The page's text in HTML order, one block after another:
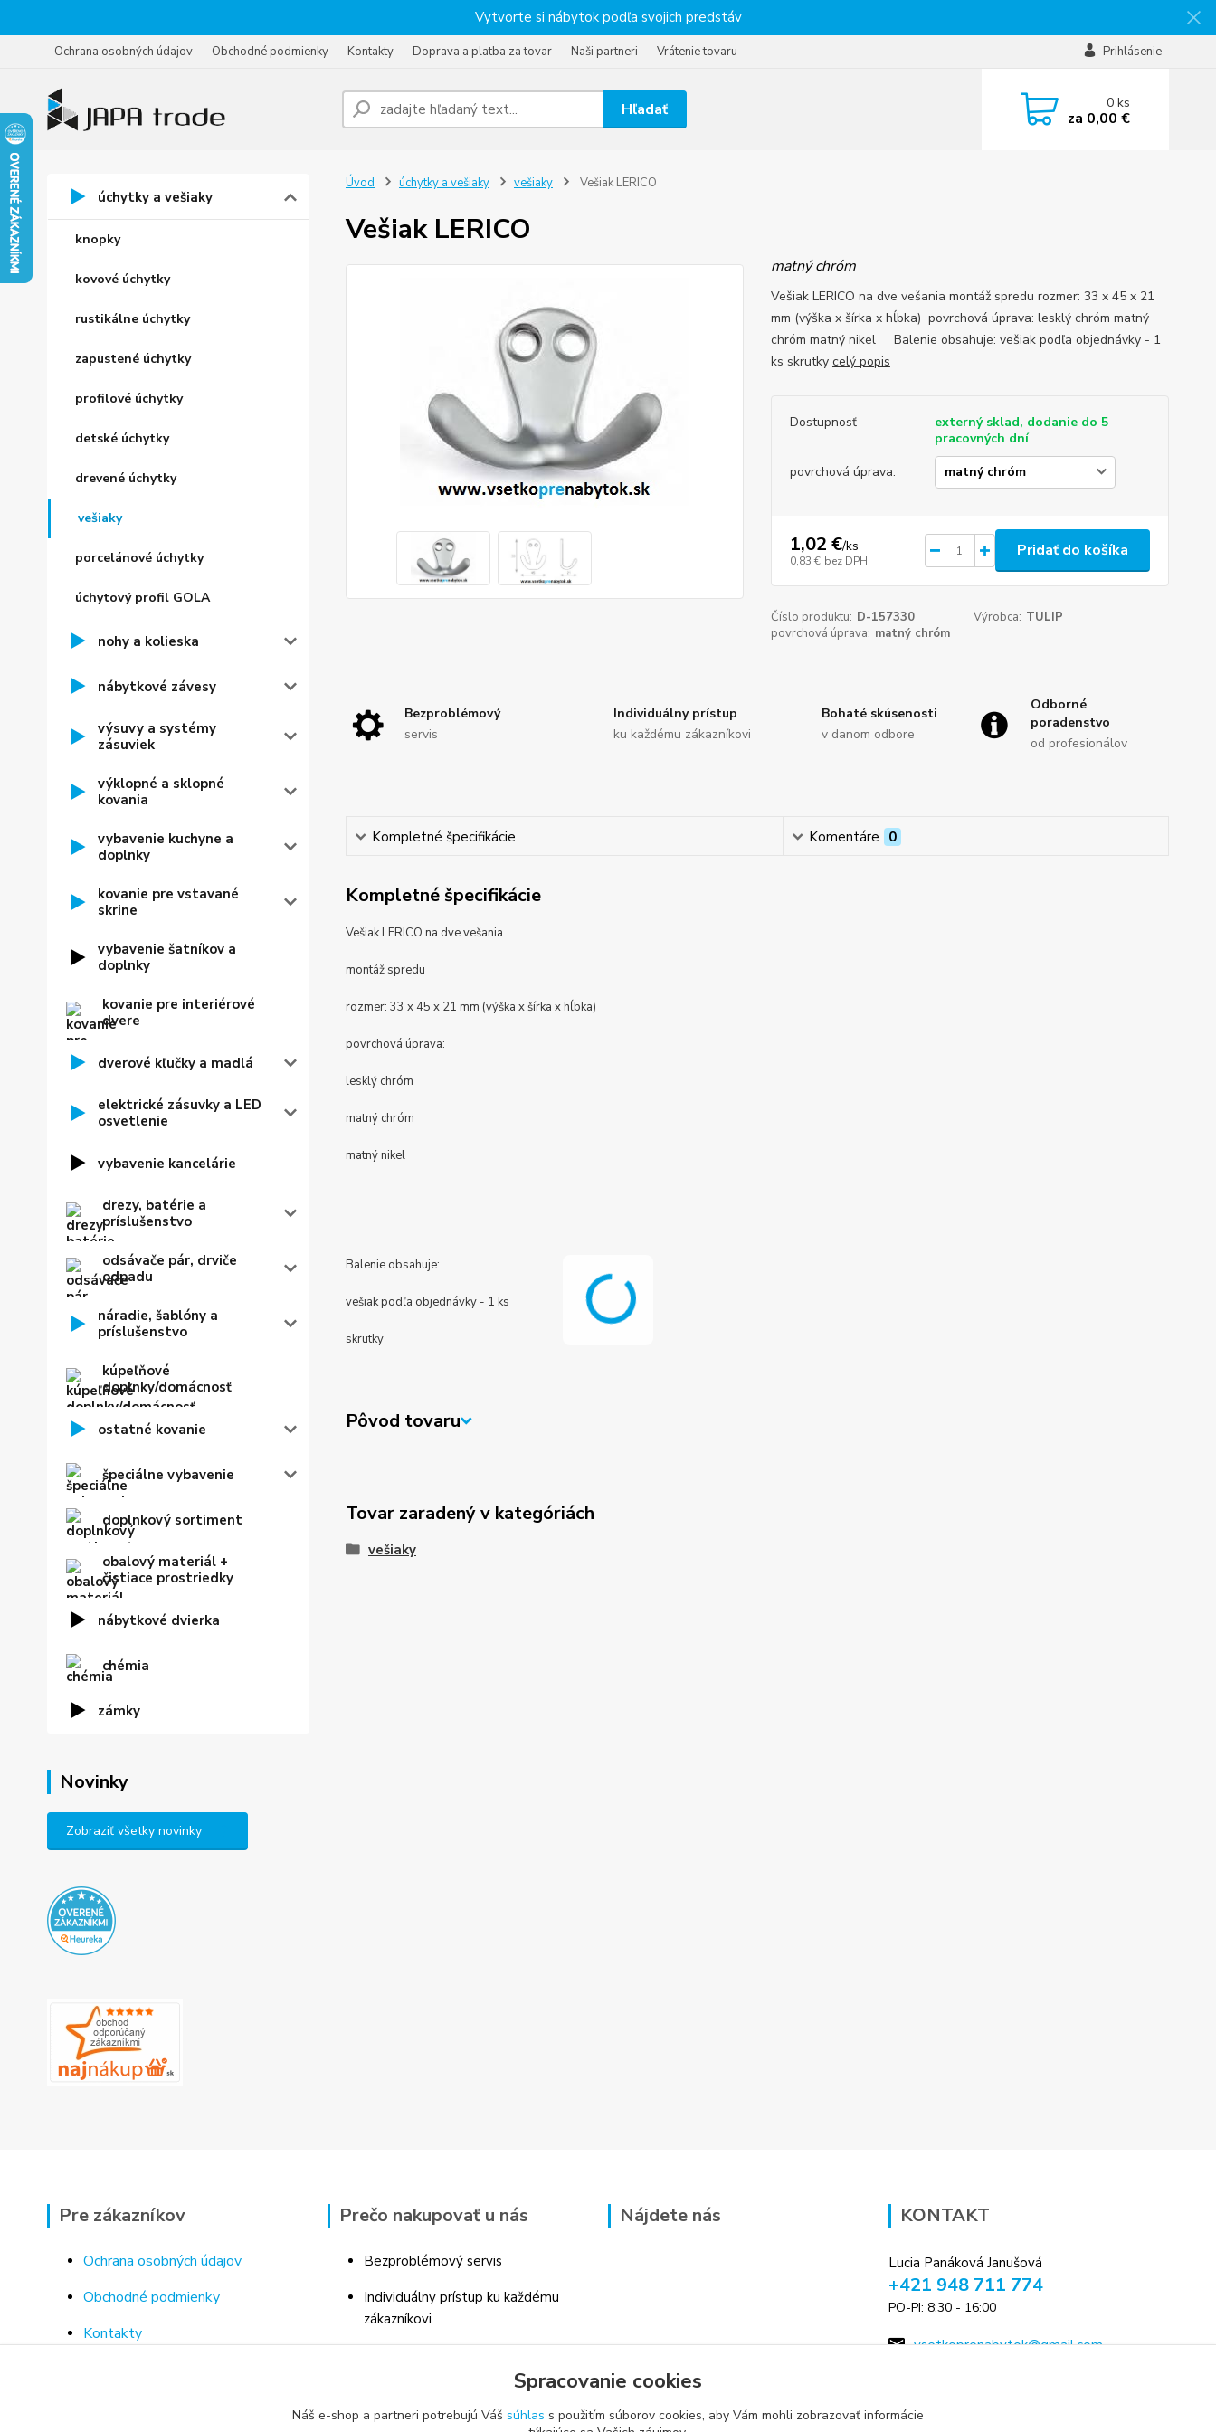
Vytvorte si nábytok podľa svojich predstáv
Ochrana osobných údajov Obchodné podmienky Kontakty Doprava a platba za tovar Naši partneri Vrátenie tovaru Prihlásenie
Hľadať 0ks
za 0,00 €
úchytky a vešiaky
knopky
kovové úchytky
rustikálne úchytky
zapustené úchytky
profilové úchytky
detské úchytky
drevené úchytky
vešiaky
porcelánové úchytky
úchytový profil GOLA
nohy a kolieska
nábytkové závesy
výsuvy a systémy
zásuviek
výklopné a sklopné
kovania
vybavenie kuchyne a
doplnky
kovanie pre vstavané
skrine
vybavenie šatníkov a
doplnky
kovanie pre interiérové
dvere
dverové kľučky a madlá
elektrické zásuvky a LED
osvetlenie
vybavenie kancelárie
drezy, batérie a
príslušenstvo
odsávače pár, drviče
odpadu
náradie, šablóny a
príslušenstvo
kúpeľňové
doplnky/domácnosť
ostatné kovanie
špeciálne vybavenie
doplnkový sortiment
obalový materiál +
čistiace prostriedky
nábytkové dvierka
chémia
zámky
Novinky
Zobraziť všetky novinky
Úvod úchytky a vešiaky vešiaky Vešiak LERICO
Vešiak LERICO
matný chróm
Vešiak LERICO na dve vešania montáž spredu rozmer: 33 x 45 x 21
mm (výška x šírka x hĺbka) povrchová úprava: lesklý chróm matný
chróm matný nikel Balenie obsahuje: vešiak podľa objednávky - 1
ks skrutky celý popis
Dostupnosť
externý sklad, dodanie do 5
pracovných dní
povrchová úprava:
1,02 €/ks
0,83 € bez DPH
Pridať do košíka
Číslo produktu: D-157330 Výrobca: TULIP
povrchová úprava: matný chróm
Bezproblémový
servis
Individuálny prístup
ku každému zákazníkovi
Bohaté skúsenosti
v danom odbore
Odborné
poradenstvo
od profesionálov
Kompletné špecifikácie Komentáre 0
Kompletné špecifikácie
Vešiak LERICO na dve vešania
montáž spredu
rozmer: 33 x 45 x 21 mm (výška x šírka x hĺbka)
povrchová úprava:
lesklý chróm
matný chróm
matný nikel
Balenie obsahuje:
vešiak podľa objednávky - 1 ks
skrutky
Pôvod tovaru
Tovar zaradený v kategóriách
vešiaky
Pre zákazníkov
Ochrana osobných údajov
Obchodné podmienky
Kontakty
Prečo nakupovať u nás
Bezproblémový servis
Individuálny prístup ku každému
zákazníkovi
poradenstvo
Nájdete nás KONTAKT
Lucia Panáková Janušová
+421 948 711 774
PO-PI: 8:30 - 16:00
vsetkoprenabytok@gmail.com
Spracovanie cookies
Náš e-shop a partneri potrebujú Váš súhlas s použitím súborov cookies, aby Vám mohli zobrazovať informácie